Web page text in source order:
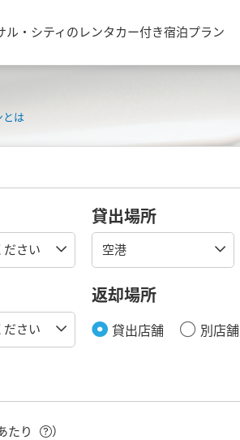
・シティのレンタカー付き宿泊プラン
とは
貸出場所
返却場所
貸出店舗 別店舗
たり ）